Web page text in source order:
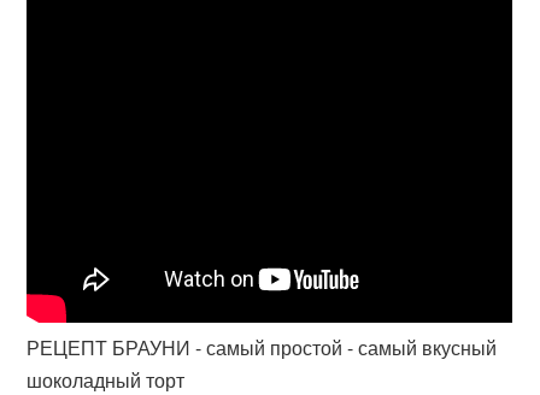
РЕЦЕПТ БРАУНИ - самый простой - самый вкусный
шоколадный торт